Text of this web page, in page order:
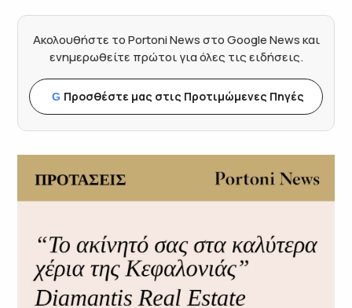
Ακολουθήστε το Portoni News στο Google News και
ενημερωθείτε πρώτοι για όλες τις ειδήσεις.
G Προσθέστε μας στις Προτιμώμενες Πηγές